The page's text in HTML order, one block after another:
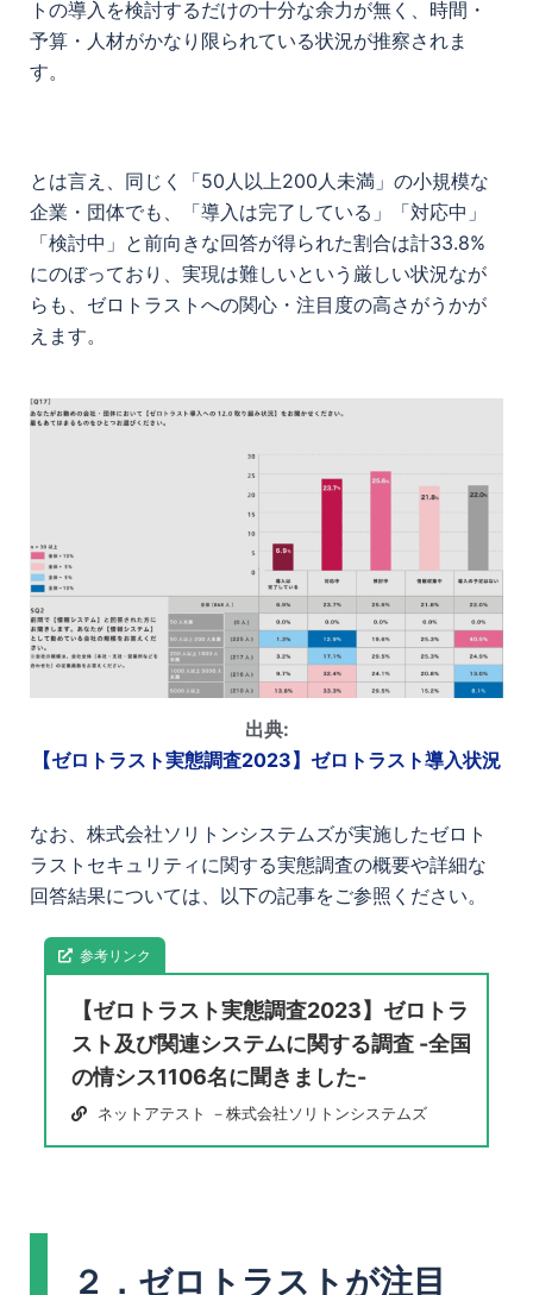
トの導入を検討するだけの十分な余力が無く、時間・
予算・人材がかなり限られている状況が推察されま
す。
とは言え、同じく「50人以上200人未満」の小規模な
企業・団体でも、「導入は完了している」「対応中」
「検討中」と前向きな回答が得られた割合は計33.8%
にのぼっており、実現は難しいという厳しい状況なが
らも、ゼロトラストへの関心・注目度の高さがうかが
えます。
出典:
【ゼロトラスト実態調査2023】ゼロトラスト導入状況
なお、株式会社ソリトンシステムズが実施したゼロト
ラストセキュリティに関する実態調査の概要や詳細な
回答結果については、以下の記事をご参照ください。
参考リンク
ネットアテスト －株式会社ソリトンシステムズ
【ゼロトラスト実態調査2023】ゼロトラ
スト及び関連システムに関する調査 -全国
の情シス1106名に聞きました-
２．ゼロトラストが注目